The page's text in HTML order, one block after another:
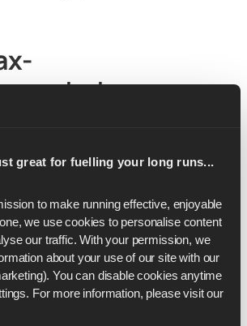
great for fuelling your long runs...
to make running effective, enjoyable
we use cookies to personalise content
our traffic. With your permission, we
about your use of our site with our
You can disable cookies anytime
in your browser settings. For more information, please visit our
sind schnell zu den
auf dem Markt geworden –
Grund. Da moderne
immer weiter verbessert werden,
mehr Dämpfung unter den Füßen
das Gewicht viel höher wird oder
Das Ergebnis? Schuhe, die sich